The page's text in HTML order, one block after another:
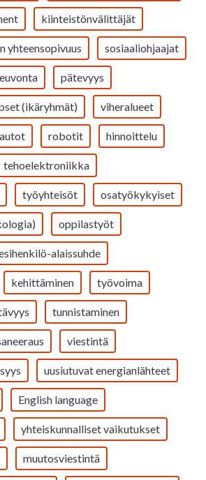
kiinteistönvälittäjät
yhteensopivuus sosiaaliohjaajat
pätevyys
(ikäryhmät) viheralueet
autot robotit hinnoittelu
tehoelektroniikka
työyhteisöt osatyökykyiset
oppilastyöt
alaissuhde
kehittäminen työvoima
tunnistaminen
viestintä
uusiutuvat energianlähteet
English language
yhteiskunnalliset vaikutukset
muutosviestintä